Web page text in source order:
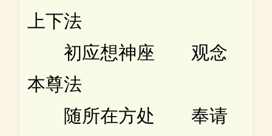
上下法
初应想神座 观念
本尊法
随所在方处 奉请